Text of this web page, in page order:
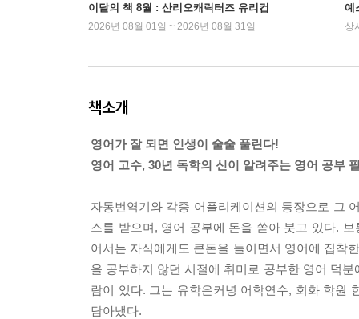
이달의 책 8월 : 산리오캐릭터즈 유리컵
2026년 08월 01일 ~ 2026년 08월 31일
예
상
책소개
영어가 잘 되면 인생이 술술 풀린다!
영어 고수, 30년 독학의 신이 알려주는 영어 공부
자동번역기와 각종 어플리케이션의 등장으로 그
스를 받으며, 영어 공부에 돈을 쏟아 붓고 있다.
어서는 자식에게도 큰돈을 들이면서 영어에 집착
을 공부하지 않던 시절에 취미로 공부한 영어 덕
람이 있다. 그는 유학은커녕 어학연수, 회화 학원
담아냈다.